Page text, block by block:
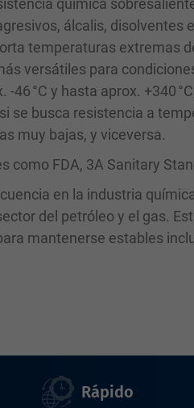
química
álcalis, disolventes
temperaturas extremas
versátiles para
46 °C y hasta aprox. +340
se busca resistencia a
muy bajas, y viceversa.
FDA, 3A Sanitary
en la industria
del petróleo y el gas.
mantenerse estables
Rápido